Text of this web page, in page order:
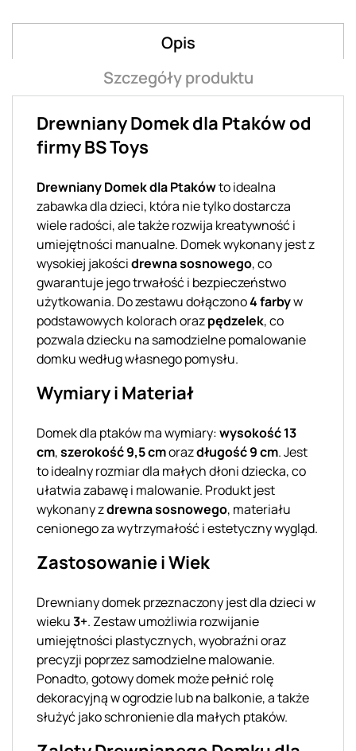
Opis
Szczegóły produktu
Drewniany Domek dla Ptaków od
firmy BS Toys
Drewniany Domek dla Ptakówto idealna
zabawka dla dzieci, która nie tylko dostarcza
wiele radości, ale także rozwija kreatywność i
umiejętności manualne. Domek wykonany jest z
wysokiej jakościdrewna sosnowego, co
gwarantuje jego trwałość i bezpieczeństwo
użytkowania. Do zestawu dołączono4 farbyw
podstawowych kolorach orazpędzelek, co
pozwala dziecku na samodzielne pomalowanie
domku według własnego pomysłu.
Wymiary i Materiał
Domek dla ptaków ma wymiary:wysokość 13
cm,szerokość 9,5 cmorazdługość 9 cm. Jest
to idealny rozmiar dla małych dłoni dziecka, co
ułatwia zabawę i malowanie. Produkt jest
wykonany zdrewna sosnowego, materiału
cenionego za wytrzymałość i estetyczny wygląd.
Zastosowanie i Wiek
Drewniany domek przeznaczony jest dla dzieci w
wieku3+. Zestaw umożliwia rozwijanie
umiejętności plastycznych, wyobraźni oraz
precyzji poprzez samodzielne malowanie.
Ponadto, gotowy domek może pełnić rolę
dekoracyjną w ogrodzie lub na balkonie, a także
służyć jako schronienie dla małych ptaków.